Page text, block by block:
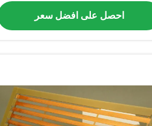
احصل على افضل سعر